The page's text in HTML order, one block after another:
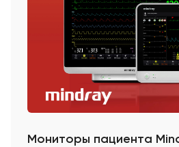
Мониторы пациента